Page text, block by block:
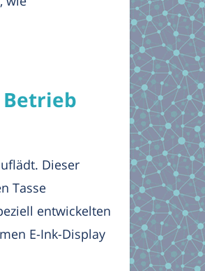
Dieser
Tasse
entwickelten
E-Ink-Display